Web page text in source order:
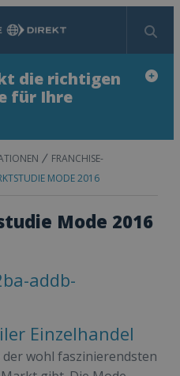
Suchen
die richtigen
für Ihre
FRANCHISE-
MODE 2016
Mode 2016
addb-
Einzelhandel
wohl faszinierendsten